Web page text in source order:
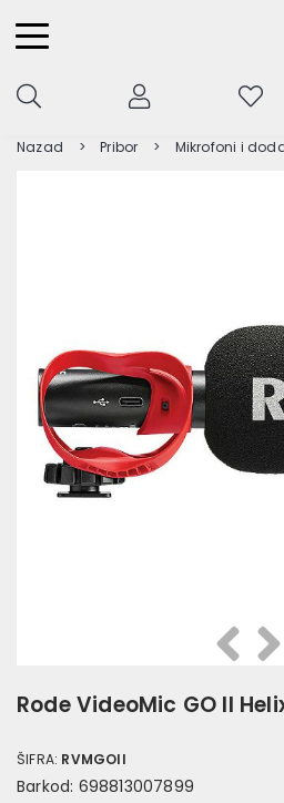
Nazad Pribor Mikrofoni i
Rode VideoMic GO II
ŠIFRA: RVMGOII
Barkod: 698813007899